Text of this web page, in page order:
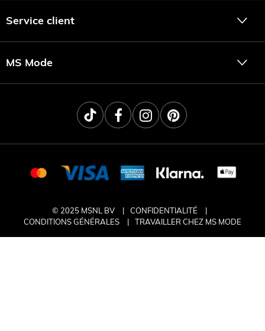
Service client
MS Mode
© 2025 MSNL BV
CONFIDENTIALITÉ
CONDITIONS GÉNÉRALES
TRAVAILLER CHEZ MS MODE